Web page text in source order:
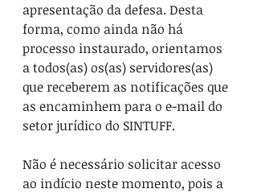
apresentação da defesa. Desta
forma, como ainda não há
processo instaurado, orientamos
a todos(as) os(as) servidores(as)
que receberem as notificações que
as encaminhem para o e-mail do
setor jurídico do SINTUFF.
Não é necessário solicitar acesso
ao indício neste momento, pois a